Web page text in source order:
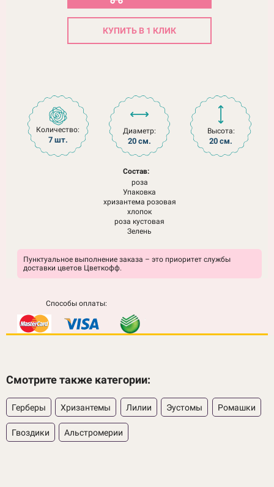
КУПИТЬ В 1 КЛИК
Количество:
7 шт.
Диаметр:
20 см.
Высота:
20 см.
Состав:
роза
Упаковка
хризантема розовая
хлопок
роза кустовая
Зелень
Пунктуальное выполнение заказа – это приоритет службы
доставки цветов Цветкофф.
Способы оплаты:
Смотрите также категории:
Герберы Хризантемы Лилии Эустомы Ромашки
Гвоздики Альстромерии